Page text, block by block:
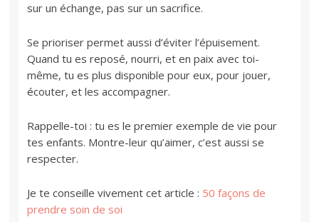
sur un échange, pas sur un sacrifice.
Se prioriser permet aussi d’éviter l’épuisement.
Quand tu es reposé, nourri, et en paix avec toi-
même, tu es plus disponible pour eux, pour jouer,
écouter, et les accompagner.
Rappelle-toi : tu es le premier exemple de vie pour
tes enfants. Montre-leur qu’aimer, c’est aussi se
respecter.
Je te conseille vivement cet article : 50 façons de
prendre soin de soi